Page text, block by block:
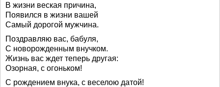
В жизни веская причина,
Появился в жизни вашей
Самый дорогой мужчина.
Поздравляю вас, бабуля,
С новорожденным внучком.
Жизнь вас ждет теперь другая:
Озорная, с огоньком!
С рождением внука, с веселою датой!